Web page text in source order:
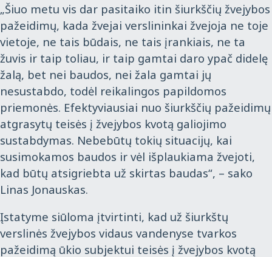
„Šiuo metu vis dar pasitaiko itin šiurkščių žvejybos
pažeidimų, kada žvejai verslininkai žvejoja ne toje
vietoje, ne tais būdais, ne tais įrankiais, ne ta
žuvis ir taip toliau, ir taip gamtai daro ypač didelę
žalą, bet nei baudos, nei žala gamtai jų
nesustabdo, todėl reikalingos papildomos
priemonės. Efektyviausiai nuo šiurkščių pažeidimų
atgrasytų teisės į žvejybos kvotą galiojimo
sustabdymas. Nebebūtų tokių situacijų, kai
susimokamos baudos ir vėl išplaukiama žvejoti,
kad būtų atsigriebta už skirtas baudas“, – sako
Linas Jonauskas.
Įstatyme siūloma įtvirtinti, kad už šiurkštų
verslinės žvejybos vidaus vandenyse tvarkos
pažeidimą ūkio subjektui teisės į žvejybos kvotą